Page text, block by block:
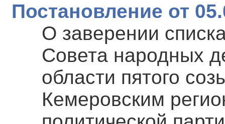
Постановление от
О заверении
Совета народных
области пятого
Кемеровским